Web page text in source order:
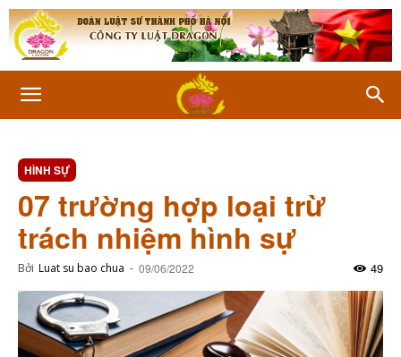
HÌNH SỰ
07 trường hợp loại trừ
trách nhiệm hình sự
Bởi Luat su bao chua - 09/06/2022 49